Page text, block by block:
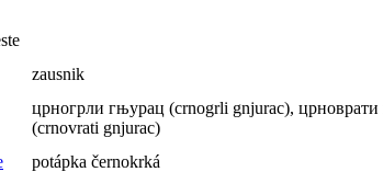
zausnik
црногрли гњурац (crnogrli gnjurac),
(crnovrati gnjurac)
potápka černokrká